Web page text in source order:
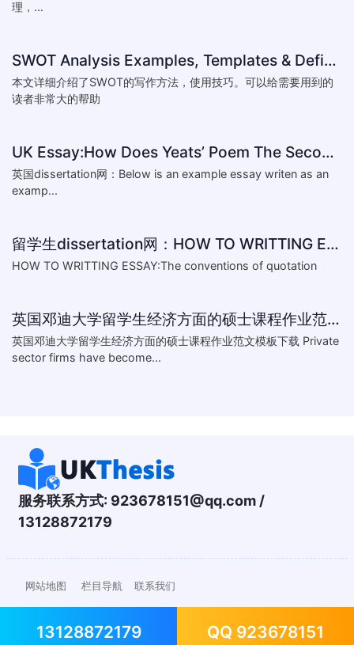
理，...
SWOT Analysis Examples, Templates & Definition
本文详细介绍了SWOT的写作方法，使用技巧。可以给需要用到的
读者非常大的帮助
UK Essay:How Does Yeats’ Poem The Second Coming Reflect the
英国dissertation网：Below is an example essay writen as an
examp...
留学生dissertation网：HOW TO WRITTING ESSAY:The conventions of
HOW TO WRITTING ESSAY:The conventions of quotation
英国邓迪大学留学生经济方面的硕士课程作业范文模板下载-What are the major obstacles that confront Chinese private firms in today
英国邓迪大学留学生经济方面的硕士课程作业范文模板下载 Private
sector firms have become...
服务联系方式: 923678151@qq.com /
13128872179
网站地图 栏目导航 联系我们
13128872179 QQ 923678151